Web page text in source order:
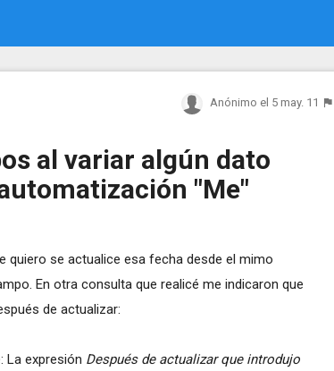
Anónimo el 5 may. 11
al variar algún dato
"Me"
quiero se actualice esa fecha desde el mimo
En otra consulta que realicé me indicaron que
de actualizar:
La expresión Después de actualizar que introdujo